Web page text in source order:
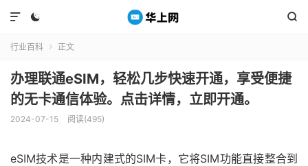
 

行业百科  正文
办理联通eSIM，轻松几步快速开通，享受便捷
的无卡通信体验。点击详情，立即开通。
2024-07-15 阅读(495)
eSIM技术是一种内建式的SIM卡，它将SIM功能直接整合到